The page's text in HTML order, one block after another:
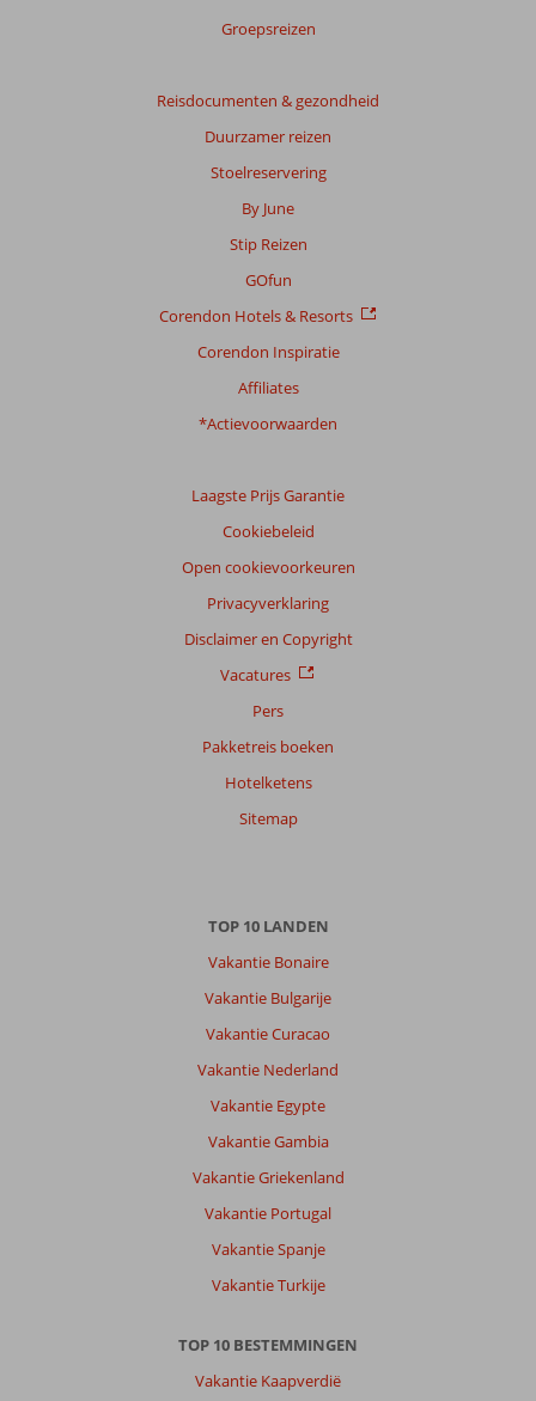
Groepsreizen
Reisdocumenten & gezondheid
Duurzamer reizen
Stoelreservering
By June
Stip Reizen
GOfun
Corendon Hotels & Resorts
Corendon Inspiratie
Affiliates
*Actievoorwaarden
Laagste Prijs Garantie
Cookiebeleid
Open cookievoorkeuren
Privacyverklaring
Disclaimer en Copyright
Vacatures
Pers
Pakketreis boeken
Hotelketens
Sitemap
TOP 10 LANDEN
Vakantie Bonaire
Vakantie Bulgarije
Vakantie Curacao
Vakantie Nederland
Vakantie Egypte
Vakantie Gambia
Vakantie Griekenland
Vakantie Portugal
Vakantie Spanje
Vakantie Turkije
TOP 10 BESTEMMINGEN
Vakantie Kaapverdië